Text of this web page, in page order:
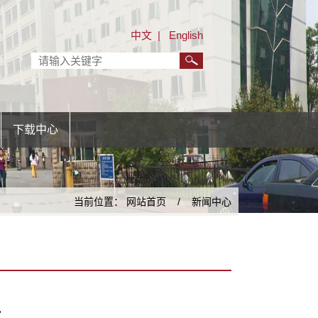
中文 | English
下载中心
当前位置： 网站首页/新闻中心